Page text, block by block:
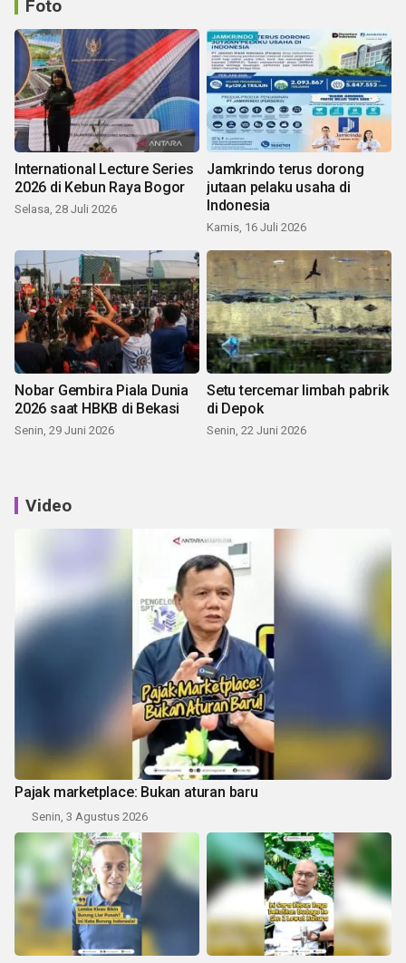
Foto
International Lecture Series
2026 di Kebun Raya Bogor
Selasa, 28 Juli 2026
Jamkrindo terus dorong
jutaan pelaku usaha di
Indonesia
Kamis, 16 Juli 2026
Nobar Gembira Piala Dunia
2026 saat HBKB di Bekasi
Senin, 29 Juni 2026
Setu tercemar limbah pabrik
di Depok
Senin, 22 Juni 2026
Video
Pajak marketplace: Bukan aturan baru
Senin, 3 Agustus 2026